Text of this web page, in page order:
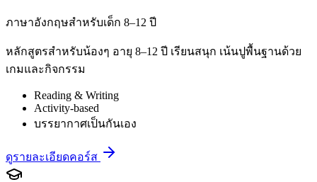
ภาษาอังกฤษสำหรับเด็ก 8–12 ปี
หลักสูตรสำหรับน้องๆ อายุ 8–12 ปี เรียนสนุก เน้นปูพื้นฐานด้วย
เกมและกิจกรรม
Reading & Writing
Activity-based
บรรยากาศเป็นกันเอง
ดูรายละเอียดคอร์ส